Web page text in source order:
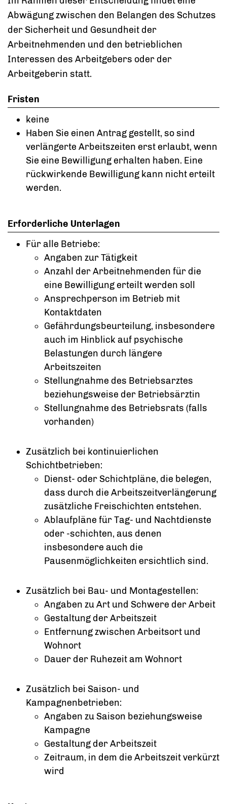
Abwägung zwischen den Belangen des Schutzes
der Sicherheit und Gesundheit der
Arbeitnehmenden und den betrieblichen
Interessen des Arbeitgebers oder der
Arbeitgeberin statt.
Fristen
keine
Haben Sie einen Antrag gestellt, so sind
verlängerte Arbeitszeiten erst erlaubt, wenn
Sie eine Bewilligung erhalten haben. Eine
rückwirkende Bewilligung kann nicht erteilt
werden.
Erforderliche Unterlagen
Für alle Betriebe:
Angaben zur Tätigkeit
Anzahl der Arbeitnehmenden für die
eine Bewilligung erteilt werden soll
Ansprechperson im Betrieb mit
Kontaktdaten
Gefährdungsbeurteilung, insbesondere
auch im Hinblick auf psychische
Belastungen durch längere
Arbeitszeiten
Stellungnahme des Betriebsarztes
beziehungsweise der Betriebsärztin
Stellungnahme des Betriebsrats (falls
vorhanden)
Zusätzlich bei kontinuierlichen
Schichtbetrieben:
Dienst- oder Schichtpläne, die belegen,
dass durch die Arbeitszeitverlängerung
zusätzliche Freischichten entstehen.
Ablaufpläne für Tag- und Nachtdienste
oder -schichten, aus denen
insbesondere auch die
Pausenmöglichkeiten ersichtlich sind.
Zusätzlich bei Bau- und Montagestellen:
Angaben zu Art und Schwere der Arbeit
Gestaltung der Arbeitszeit
Entfernung zwischen Arbeitsort und
Wohnort
Dauer der Ruhezeit am Wohnort
Zusätzlich bei Saison- und
Kampagnenbetrieben:
Angaben zu Saison beziehungsweise
Kampagne
Gestaltung der Arbeitszeit
Zeitraum, in dem die Arbeitszeit verkürzt
wird